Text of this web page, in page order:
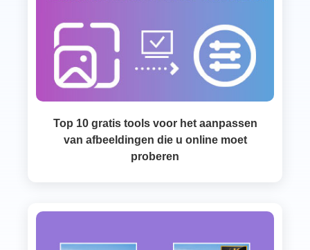
Top 10 gratis tools voor het aanpassen
van afbeeldingen die u online moet
proberen